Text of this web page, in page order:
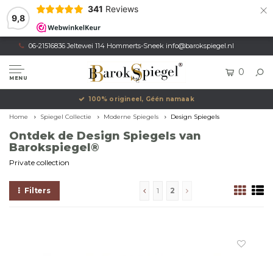
9,8
341 Reviews ×
06-21516836 Jeltewei 114 Hommerts-Sneek info@barokspiegel.nl
MENU
0
Eigen productie, Geregistreerd Merk
Home Spiegel Collectie Moderne Spiegels Design Spiegels
Ontdek de Design Spiegels van
Barokspiegel®
Private collection
Filters 1 2